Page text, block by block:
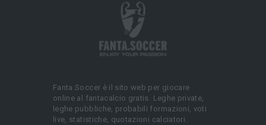
Fanta.Soccer è il sito web per giocare
online al fantacalcio gratis. Leghe private,
leghe pubbliche, probabili formazioni, voti
live, statistiche, quotazioni calciatori.